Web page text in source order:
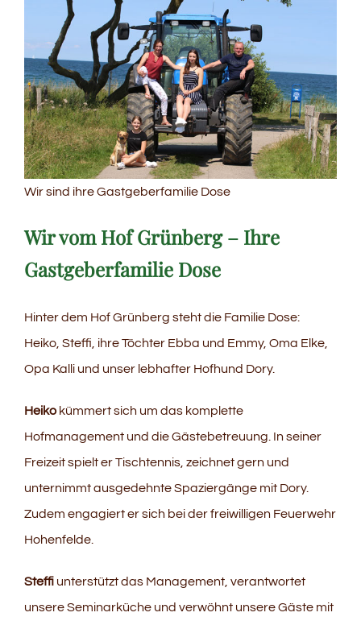
Wir sind ihre Gastgeberfamilie Dose
Wir vom Hof Grünberg – Ihre
Gastgeberfamilie Dose
Hinter dem Hof Grünberg steht die Familie Dose:
Heiko, Steffi, ihre Töchter Ebba und Emmy, Oma Elke,
Opa Kalli und unser lebhafter Hofhund Dory.
Heikokümmert sich um das komplette
Hofmanagement und die Gästebetreuung. In seiner
Freizeit spielt er Tischtennis, zeichnet gern und
unternimmt ausgedehnte Spaziergänge mit Dory.
Zudem engagiert er sich bei der freiwilligen Feuerwehr
Hohenfelde.
Steffi unterstützt das Management, verantwortet
unsere Seminarküche und verwöhnt unsere Gäste mit